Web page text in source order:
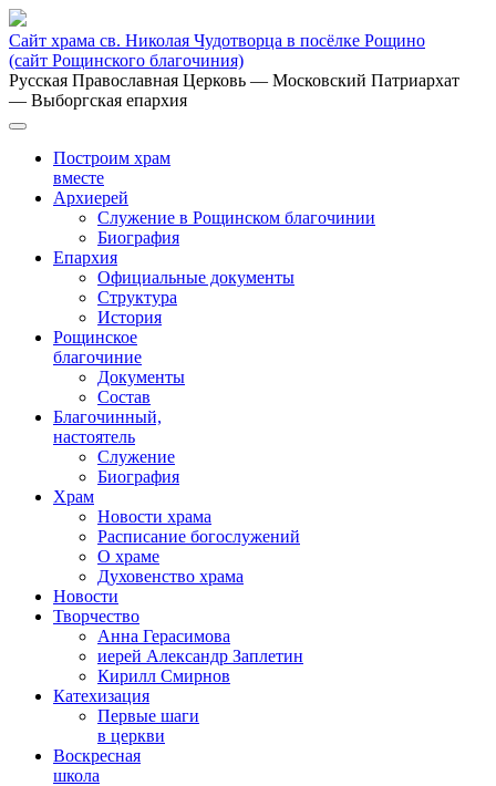
Сайт храма св. Николая Чудотворца в посёлке Рощино
(сайт Рощинского благочиния)
Русская Православная Церковь — Московский Патриархат
— Выборгская епархия
Построим храм
вместе
Архиерей
Служение в Рощинском благочинии
Биография
Епархия
Официальные документы
Структура
История
Рощинское
благочиние
Документы
Состав
Благочинный,
настоятель
Служение
Биография
Храм
Новости храма
Расписание богослужений
О храме
Духовенство храма
Новости
Творчество
Анна Герасимова
иерей Александр Заплетин
Кирилл Смирнов
Катехизация
Первые шаги
в церкви
Воскресная
школа